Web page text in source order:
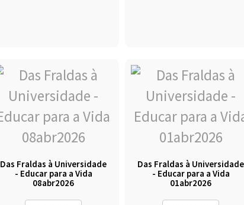
Das Fraldas à Universidade
- Educar para a Vida
08abr2026
Das Fraldas à Universidade
- Educar para a Vida
01abr2026